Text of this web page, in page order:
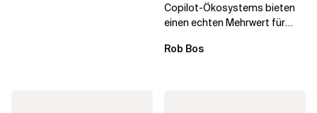
Copilot-Ökosystems bieten
einen echten Mehrwert für
aber auch die...
Rob Bos